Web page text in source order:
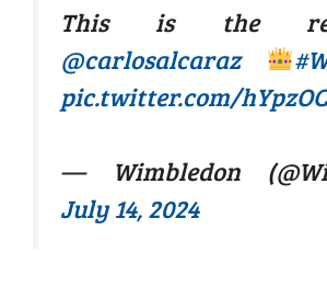
This is the
@carlosalcaraz
pic.twitter.com/
— Wimbledon
July 14, 2024